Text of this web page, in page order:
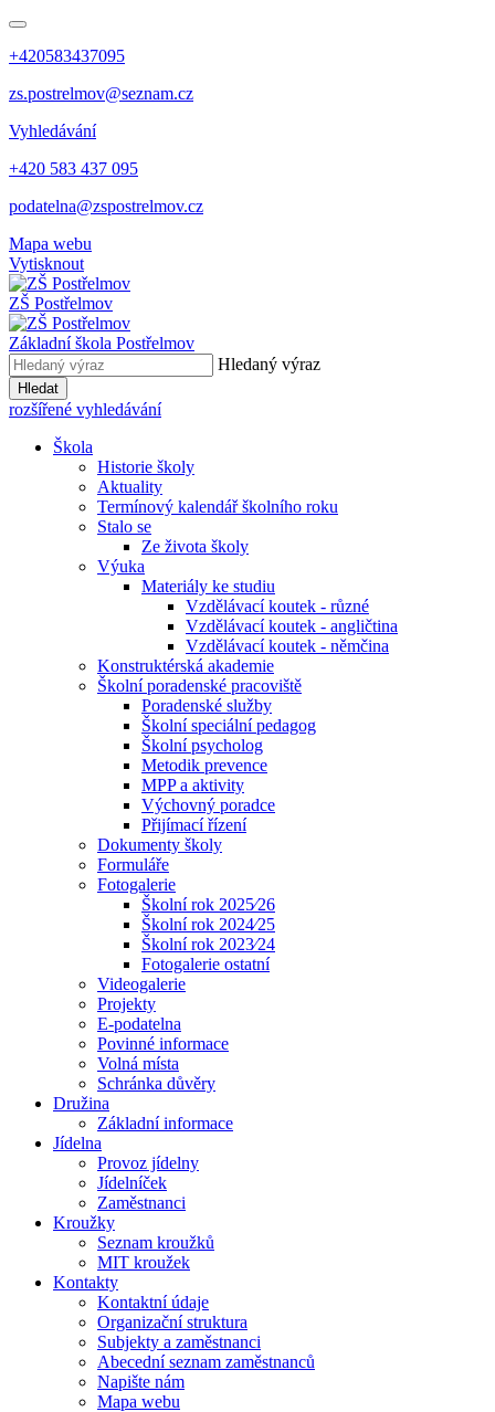
+420583437095
zs.postrelmov@seznam.cz
Vyhledávání
+420 583 437 095
podatelna@zspostrelmov.cz
Mapa webu
Vytisknout
ZŠ Postřelmov
Základní škola Postřelmov
Hledaný výraz
Hledat
rozšířené vyhledávání
Škola
Historie školy
Aktuality
Termínový kalendář školního roku
Stalo se
Ze života školy
Výuka
Materiály ke studiu
Vzdělávací koutek - různé
Vzdělávací koutek - angličtina
Vzdělávací koutek - němčina
Konstruktérská akademie
Školní poradenské pracoviště
Poradenské služby
Školní speciální pedagog
Školní psycholog
Metodik prevence
MPP a aktivity
Výchovný poradce
Přijímací řízení
Dokumenty školy
Formuláře
Fotogalerie
Školní rok 2025⁄26
Školní rok 2024⁄25
Školní rok 2023⁄24
Fotogalerie ostatní
Videogalerie
Projekty
E-podatelna
Povinné informace
Volná místa
Schránka důvěry
Družina
Základní informace
Jídelna
Provoz jídelny
Jídelníček
Zaměstnanci
Kroužky
Seznam kroužků
MIT kroužek
Kontakty
Kontaktní údaje
Organizační struktura
Subjekty a zaměstnanci
Abecední seznam zaměstnanců
Napište nám
Mapa webu